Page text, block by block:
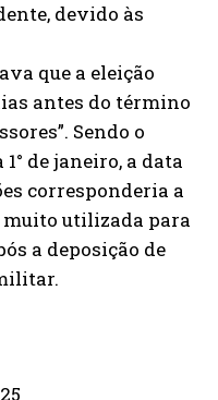
devido às
que a eleição
antes do término
Sendo o
de janeiro, a data
corresponderia a
muito utilizada para
a deposição de